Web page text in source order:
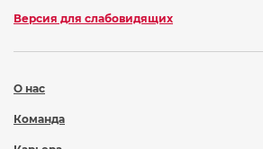
О нас
Команда
Версия для слабовидящих